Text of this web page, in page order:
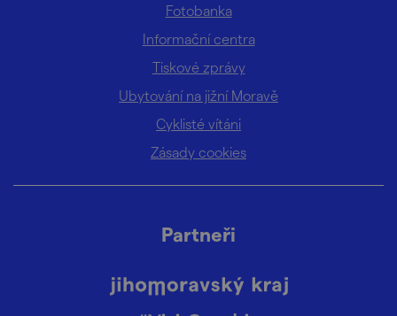
Fotobanka
Informační centra
Tiskové zprávy
Ubytování na jižní Moravě
Cyklisté vítáni
Zásady cookies
Partneři